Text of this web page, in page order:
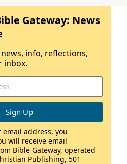
Gateway: News
info, reflections,
inbox.
address, you
will receive email
Bible Gateway, operated
Publishing, 501